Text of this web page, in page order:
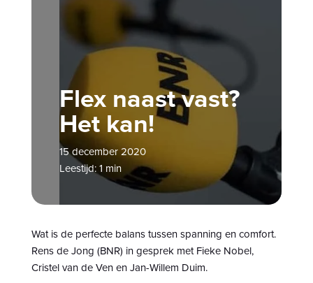
Flex naast vast?
Het kan!
15 december 2020
Leestijd: 1 min
Wat is de perfecte balans tussen spanning en comfort.
Rens de Jong (BNR) in gesprek met Fieke Nobel,
Cristel van de Ven en Jan-Willem Duim.